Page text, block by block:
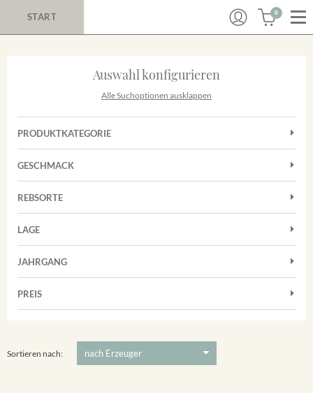
START 0
Auswahl konfigurieren
Alle Suchoptionen ausklappen
PRODUKTKATEGORIE
Cuvées
Rosé
Sekt
GESCHMACK
Trocken
REBSORTE
Auxerrois
Cuvée
Grauburgunder
LAGE
Achkarrer Schlossberg
Merdinger Bühl
Vorderer Winklerberg
JAHRGANG
PREIS
Sortieren nach: